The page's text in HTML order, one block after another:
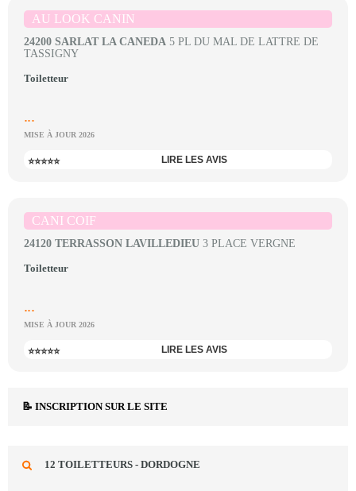
AU LOOK CANIN
24200 SARLAT LA CANEDA 5 PL DU MAL DE LATTRE DE
TASSIGNY
Toiletteur
...
MISE À JOUR 2026
⭐⭐⭐⭐⭐ LIRE LES AVIS
CANI COIF
24120 TERRASSON LAVILLEDIEU 3 PLACE VERGNE
Toiletteur
...
MISE À JOUR 2026
⭐⭐⭐⭐⭐ LIRE LES AVIS
📝 INSCRIPTION SUR LE SITE
12 TOILETTEURS - DORDOGNE